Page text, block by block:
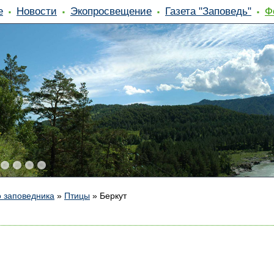
Новости Экопросвещение Газета "Заповедь"
» Птицы » Беркут